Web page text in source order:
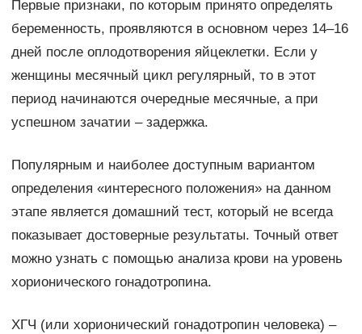
Первые признаки, по которым принято определять
беременность, проявляются в основном через 14–16
дней после оплодотворения яйцеклетки. Если у
женщины месячный цикл регулярный, то в этот
период начинаются очередные месячные, а при
успешном зачатии – задержка.
Популярным и наиболее доступным вариантом
определения «интересного положения» на данном
этапе является домашний тест, который не всегда
показывает достоверные результаты. Точный ответ
можно узнать с помощью анализа крови на уровень
хорионического гонадотропина.
ХГЧ (или хорионический гонадотропин человека) –